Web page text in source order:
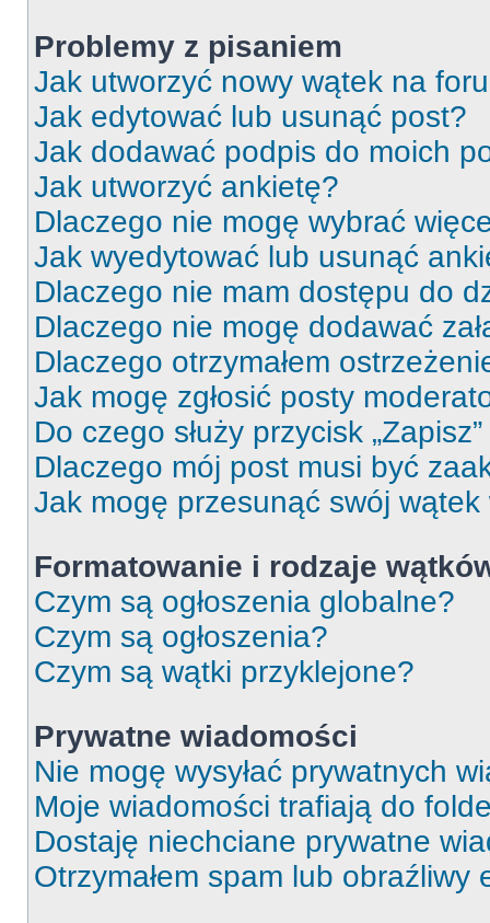
Problemy z pisaniem
Jak utworzyć nowy wątek na
Jak edytować lub usunąć post?
Jak dodawać podpis do moich
Jak utworzyć ankietę?
Dlaczego nie mogę wybrać
Jak wyedytować lub usunąć
Dlaczego nie mam dostępu do
Dlaczego nie mogę dodawać
Dlaczego otrzymałem
Jak mogę zgłosić posty
Do czego służy przycisk
Dlaczego mój post musi być
Jak mogę przesunąć swój wątek
Formatowanie i rodzaje
Czym są ogłoszenia globalne?
Czym są ogłoszenia?
Czym są wątki przyklejone?
Prywatne wiadomości
Nie mogę wysyłać prywatnych
Moje wiadomości trafiają do
Dostaję niechciane prywatne
Otrzymałem spam lub